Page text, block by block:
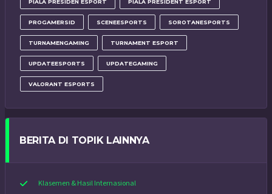
PROGAMERSID SCENEESPORTS SOROTANESPORTS
TURNAMENGAMING TURNAMENT ESPORT
UPDATEESPORTS UPDATEGAMING
VALORANT ESPORTS
BERITA DI TOPIK LAINNYA
Klasemen & Hasil Internasional